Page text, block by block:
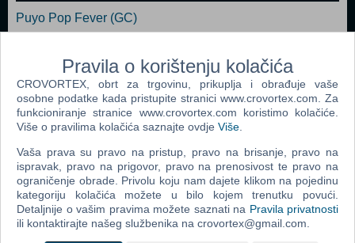
Puyo Pop Fever (GC)
Mario Party 5 (GC)
Super Bust A Move 2 (GC)
Mario Party 6 (GC)
Webshop newsletter
Pravila o korištenju kolačića
CROVORTEX, obrt za trgovinu, prikuplja i obrađuje vaše
osobne podatke kada pristupite stranici www.crovortex.com. Za
funkcioniranje stranice www.crovortex.com koristimo kolačiće.
Više o pravilima kolačića saznajte ovdje Više
Vaša prava su pravo na pristup, pravo na brisanje, pravo na
ispravak, pravo na prigovor, pravo na prenosivost te pravo na
ograničenje obrade. Privolu koju nam dajete klikom na pojedinu
kategoriju kolačića možete u bilo kojem trenutku povući.
Detaljnije o vašim pravima možete saznati na Pravila privatnosti
ili kontaktirajte našeg službenika na crovortex@gmail.com.